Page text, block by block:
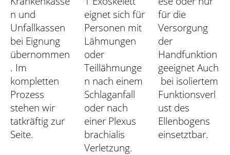
n und
Unfallkassen
bei Eignung
übernommen
. Im
kompletten
Prozess
stehen wir
tatkräftig zur
Seite.
eignet sich für
Personen mit
Lähmungen
oder
Teillähmunge
n nach einem
Schlaganfall
oder nach
einer Plexus
brachialis
Verletzung.
für die
Versorgung
der
Handfunktion
geeignet Auch
bei isoliertem
Funktionsverl
ust des
Ellenbogens
einsetztbar.